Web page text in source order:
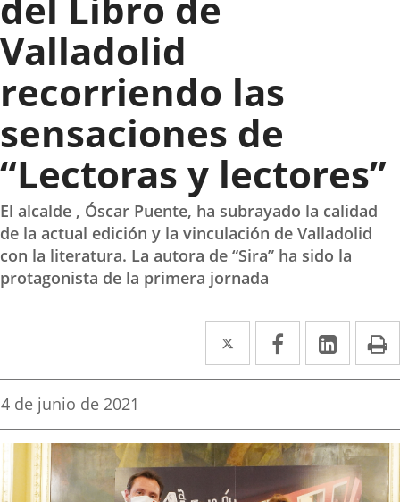
Valladolid
recorriendo las
sensaciones de
“Lectoras y lectores”
El alcalde , Óscar Puente, ha subrayado la calidad
de la actual edición y la vinculación de Valladolid
con la literatura. La autora de “Sira” ha sido la
protagonista de la primera jornada
Twitter
Enlace
a
aplicación
externa.
Facebook
Enlace
a
aplicación
externa.
Enlace
a
Fecha
la
noticia
4 de junio de 2021